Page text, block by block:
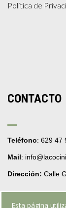
Política de
CONTACTO
Teléfono: 629 47
Mail:
Dirección: Calle
Esta página